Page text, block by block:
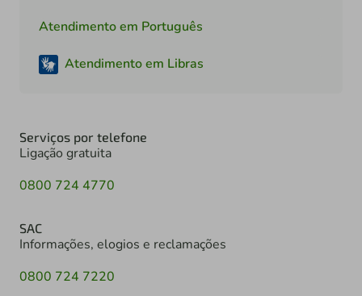
Atendimento em Português
Atendimento em Libras
Serviços por telefone
Ligação gratuita
0800 724 4770
SAC
Informações, elogios e reclamações
0800 724 7220